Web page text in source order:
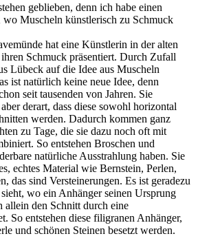
geblieben, denn ich habe einen
wo Muscheln künstlerisch zu Schmuck
hat eine Künstlerin in der alten
Schmuck präsentiert. Durch Zufall
Lübeck auf die Idee aus Muscheln
ist natürlich keine neue Idee, denn
seit tausenden von Jahren. Sie
derart, dass diese sowohl horizontal
werden. Dadurch kommen ganz
zu Tage, die sie dazu noch oft mit
So entstehen Broschen und
natürliche Ausstrahlung haben. Sie
echtes Material wie Bernstein, Perlen,
das sind Versteinerungen. Es ist geradezu
wo ein Anhänger seinen Ursprung
allein den Schnitt durch eine
So entstehen diese filigranen Anhänger,
und schönen Steinen besetzt werden.